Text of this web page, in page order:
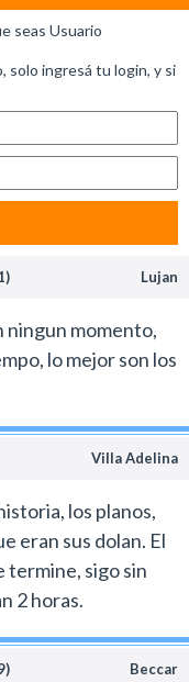
un modo
hecho un gran
(el clásico
una labor
ni siquiera le
pocas secuencias
con ningún
allá del trabajo
los guionistas
película de
el film favorito
tuvieron la
completamente
son malas ni
buscan el bien
siendo
seas Usuario
solo ingresá tu login, y si
Lujan
ningun momento,
lo mejor son los
Villa Adelina
los planos,
eran sus dolan. El
termine, sigo sin
2 horas.
Beccar